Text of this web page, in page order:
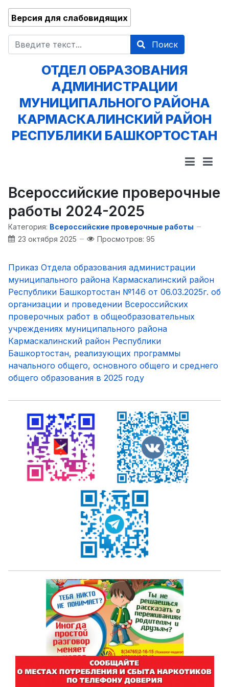
Версия для слабовидящих
Поиск Поиск
ОТДЕЛ ОБРАЗОВАНИЯ
АДМИНИСТРАЦИИ
МУНИЦИПАЛЬНОГО РАЙОНА
КАРМАСКАЛИНСКИЙ РАЙОН
РЕСПУБЛИКИ БАШКОРТОСТАН
Всероссийские проверочные
работы 2024-2025
Категория: Всероссийские проверочные работы
23 октября 2025
Просмотров: 95
Приказ Отдела образования администрации
муниципального района Кармаскалинский район
Республики Башкортостан №146 от 06.03.2025г. об
организации и проведении Всероссийских
проверочных работ в общеобразовательных
учреждениях муниципального района
Кармаскалинский район Республики
Башкортостан, реализующих программы
начального общего, основного общего и среднего
общего образования в 2025 году